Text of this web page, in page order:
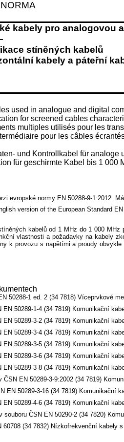
kabely pro analogovou
stíněných kabelů
kabely a páteřní
used in analogue and digital
for screened cables
multiples utilisés pour les
pour les câbles
und Kontrollkabel für analoge
für geschirmte Kabel bis 1 000
evropské normy EN 50288-9-1:2012.
version of the European Standard
kabelů od 1 MHz do 1 000
vlastnosti a požadavky na kabely
k provozu s napětími a proudy
50288-1 ed. 2 (34 7818) Víceprvkové
EN 50289-1-4 (34 7819) Komunikační
EN 50289-3-2 (34 7819) Komunikační
EN 50289-3-4 (34 7819) Komunikační
EN 50289-3-5 (34 7819) Komunikační
EN 50289-3-6 (34 7819) Komunikační
EN 50289-3-8 (34 7819) Komunikační
ČSN EN 50289-3-9:2002 (34 7819)
EN 50289-3-16 (34 7819) Komunikační
EN 50289-4-6 (34 7819) Komunikační
souboru ČSN EN 50290-2 (34 7820)
60708 (34 7832) Nízkofrekvenční